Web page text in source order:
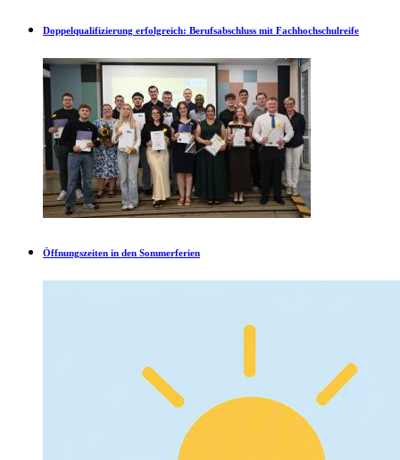
Doppelqualifizierung erfolgreich: Berufsabschluss mit Fachhochschulreife
Öffnungszeiten in den Sommerferien